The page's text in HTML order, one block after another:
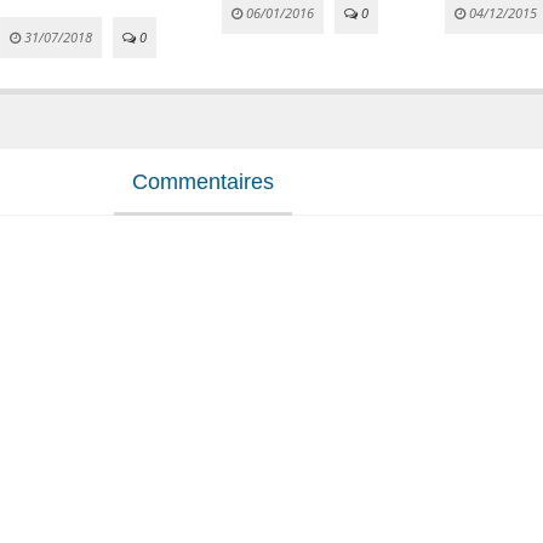
31/07/2018 0
06/01/2016 0 04/12/2015
Commentaires